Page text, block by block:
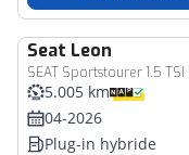
Seat Leon
5.005 km
04-2026
Plug-in hybride